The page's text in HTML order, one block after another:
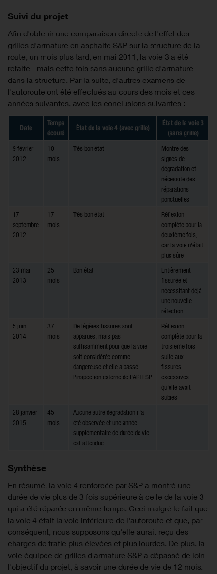
Suivi du projet
Afin d'obtenir une comparaison directe de l'effet des
grilles d'armature en asphalte S&P sur la structure de la
route, un mois plus tard, en mai 2011, la voie 3 a été
refaite - mais cette fois sans aucune grille d'armature
dans la structure. Par la suite, d'autres examens de
l'autoroute ont été effectués au cours des mois et des
années suivantes, avec les conclusions suivantes :
Date
Temps
écoulé
État de la voie 4 (avec grille)
État de la voie 3
(sans grille)
9 février
2012
10
mois
Très bon état
Montre des
signes de
dégradation et
nécessite des
réparations
ponctuelles
17
septembre
2012
17
mois
Très bon état
Réflexion
complète pour la
deuxième fois,
car la voie n'était
plus sûre
23 mai
2013
25
mois
Bon état
Entièrement
fissurée et
nécessitant déjà
une nouvelle
réfection
5 juin
2014
37
mois
De légères fissures sont
apparues, mais pas
suffisamment pour que la voie
soit considérée comme
dangereuse et elle a passé
l'inspection externe de l'ARTESP
Réflexion
complète pour la
troisième fois
suite aux
fissures
excessives
qu'elle avait
subies
28 janvier
2015
45
mois
Aucune autre dégradation n'a
été observée et une année
supplémentaire de durée de vie
est attendue
Synthèse
En résumé, la voie 4 renforcée par S&P a montré une
durée de vie plus de 3 fois supérieure à celle de la voie 3
qui a été réparée en même temps. Ceci malgré le fait que
la voie 4 était la voie intérieure de l'autoroute et que, par
conséquent, nous supposons qu'elle aurait reçu des
charges de trafic plus élevées et plus lourdes. De plus, la
voie équipée de grilles d'armature S&P a dépassé de loin
l'objectif du projet, à savoir une durée de vie de 12 mois.